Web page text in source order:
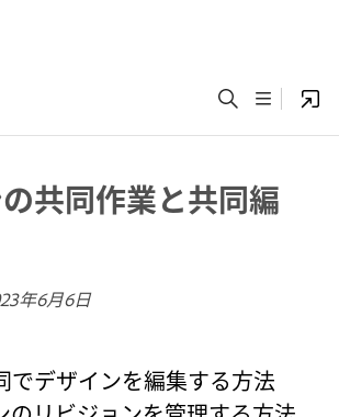
共同作業と共同編
年6月6日
でデザインを編集する方法